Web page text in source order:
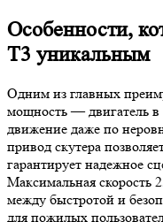
Особенности,
T3 уникальным
Одним из главных
мощность — двигатель в
движение даже по
привод скутера
гарантирует надежное
Максимальная
между быстротой и
для пожилых